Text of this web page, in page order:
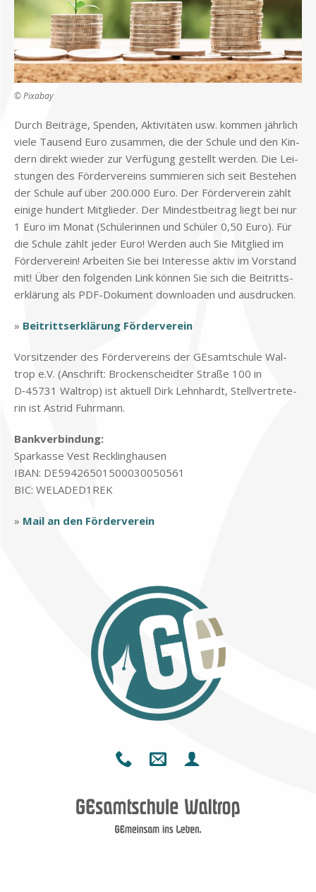
© Pix­a­bay
Durch Bei­trä­ge, Spen­den, Ak­ti­vi­tä­ten usw. kom­men jähr­lich
vie­le Tau­send Euro zu­sam­men, die der Schu­le und den Kin­
dern di­rekt wie­der zur Ver­fü­gung ge­stellt wer­den. Die Lei­
stun­gen des För­der­ver­eins sum­mie­ren sich seit Be­stehen
der Schu­le auf über 200.000 Euro. Der För­der­ver­ein zählt
ei­ni­ge hun­dert Mit­glie­der. Der Min­dest­bei­trag liegt bei nur
1 Euro im Mo­nat (Schü­le­rin­nen und Schü­ler 0,50 Euro). Für
die Schu­le zählt je­der Euro! Wer­den auch Sie Mit­glied im
För­der­ver­ein! Ar­bei­ten Sie bei In­ter­es­se ak­tiv im Vor­stand
mit! Über den fol­gen­den Link kön­nen Sie sich die Bei­tritts­
er­klä­rung als PDF-Do­ku­ment down­loa­den und aus­drucken.
» Bei­tritts­er­klä­rung För­der­ver­ein
Vor­sit­zen­der des För­der­ver­eins der GE­samt­schu­le Wal­
trop e.V. (An­schrift: Brocken­scheid­ter Stra­ße 100 in
D‑45731 Wal­trop) ist ak­tu­ell Dirk Lehn­hardt, Stell­ver­tre­te­
rin ist Astrid Fuhr­mann.
Bank­ver­bin­dung:
Spar­kas­se Vest Reck­ling­hau­sen
IBAN: DE59426501500030050561
BIC: WELADED1REK
» Mail an den För­der­ver­ein